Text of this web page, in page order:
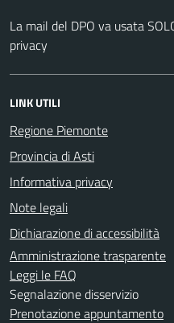
La mail del DPO va usata
privacy
LINK UTILI
Regione Piemonte
Provincia di Asti
Informativa privacy
Note legali
Dichiarazione di accessibilità
Amministrazione trasparente
Leggi le FAQ
Segnalazione disservizio
Prenotazione appuntamento